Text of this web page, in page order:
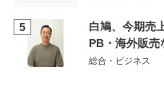
5
白鳩、今期売
PB・海外販売
総合・ビジネス